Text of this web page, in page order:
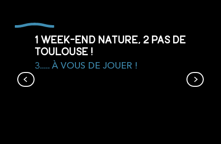
1 week-end nature, 2 pas de
Toulouse !
3..... À VOUS DE JOUER !